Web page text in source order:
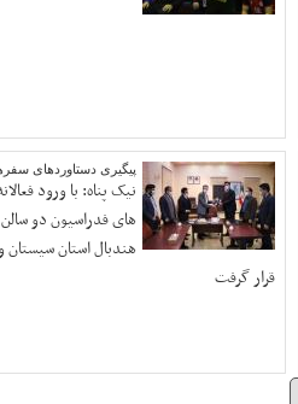
پیگیری دستاوردهای
نیک پناه: با ورود
های فدراسیون دو
هندبال استان سیستان
قرار گرفت